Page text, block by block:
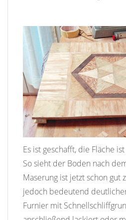
Es ist geschafft, die Fläche
So sieht der Boden nach
Maserung ist jetzt schon gut
jedoch bedeutend
Furnier mit